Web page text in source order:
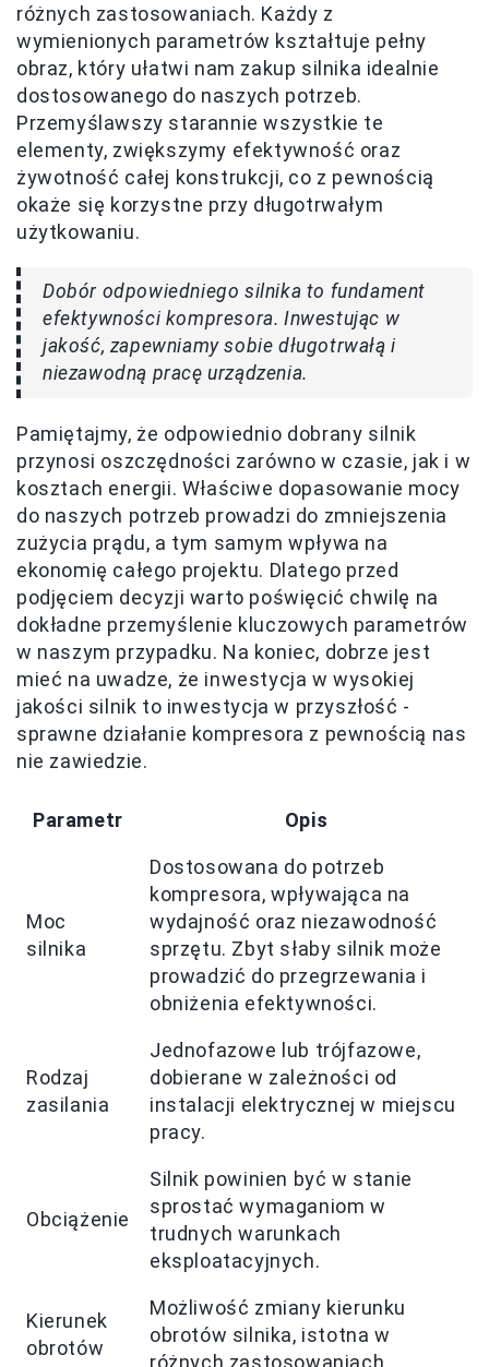
różnych zastosowaniach. Każdy z
wymienionych parametrów kształtuje pełny
obraz, który ułatwi nam zakup silnika idealnie
dostosowanego do naszych potrzeb.
Przemyślawszy starannie wszystkie te
elementy, zwiększymy efektywność oraz
żywotność całej konstrukcji, co z pewnością
okaże się korzystne przy długotrwałym
użytkowaniu.
Dobór odpowiedniego silnika to fundament
efektywności kompresora. Inwestując w
jakość, zapewniamy sobie długotrwałą i
niezawodną pracę urządzenia.
Pamiętajmy, że odpowiednio dobrany silnik
przynosi oszczędności zarówno w czasie, jak i w
kosztach energii. Właściwe dopasowanie mocy
do naszych potrzeb prowadzi do zmniejszenia
zużycia prądu, a tym samym wpływa na
ekonomię całego projektu. Dlatego przed
podjęciem decyzji warto poświęcić chwilę na
dokładne przemyślenie kluczowych parametrów
w naszym przypadku. Na koniec, dobrze jest
mieć na uwadze, że inwestycja w wysokiej
jakości silnik to inwestycja w przyszłość -
sprawne działanie kompresora z pewnością nas
nie zawiedzie.
Parametr Opis
Moc
silnika
Dostosowana do potrzeb
kompresora, wpływająca na
wydajność oraz niezawodność
sprzętu. Zbyt słaby silnik może
prowadzić do przegrzewania i
obniżenia efektywności.
Rodzaj
zasilania
Jednofazowe lub trójfazowe,
dobierane w zależności od
instalacji elektrycznej w miejscu
pracy.
Obciążenie
Silnik powinien być w stanie
sprostać wymaganiom w
trudnych warunkach
eksploatacyjnych.
Kierunek
obrotów
Możliwość zmiany kierunku
obrotów silnika, istotna w
różnych zastosowaniach.